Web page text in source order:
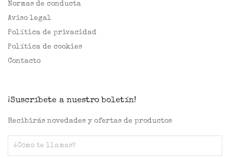
Normas de conducta
Aviso legal
Política de privacidad
Política de cookies
Contacto
¡Suscríbete a nuestro boletín!
Recibirás novedades y ofertas de productos